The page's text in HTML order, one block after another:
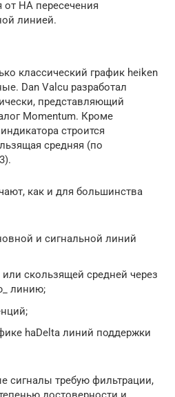
HA пересечения
линией.
классический график heiken
Dan Valcu разработал
представляющий
Momentum. Кроме
строится
средняя (по
как и для большинства
и сигнальной линий
или скользящей средней через
линию;
haDelta линий поддержки
сигналы требую фильтрации,